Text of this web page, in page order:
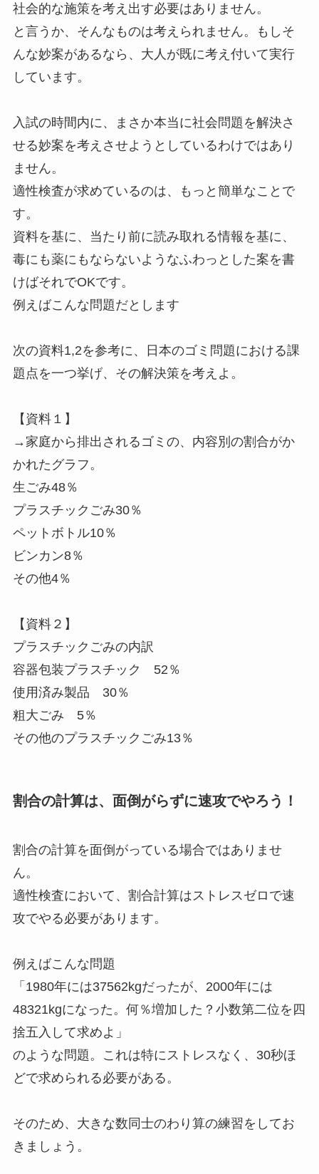
社会的な施策を考え出す必要はありません。
と言うか、そんなものは考えられません。もしそ
んな妙案があるなら、大人が既に考え付いて実行
しています。
入試の時間内に、まさか本当に社会問題を解決さ
せる妙案を考えさせようとしているわけではあり
ません。
適性検査が求めているのは、もっと簡単なことで
す。
資料を基に、当たり前に読み取れる情報を基に、
毒にも薬にもならないようなふわっとした案を書
けばそれでOKです。
例えばこんな問題だとします
次の資料1,2を参考に、日本のゴミ問題における課
題点を一つ挙げ、その解決策を考えよ。
【資料１】
→家庭から排出されるゴミの、内容別の割合がか
かれたグラフ。
生ごみ48％
プラスチックごみ30％
ペットボトル10％
ビンカン8％
その他4％
【資料２】
プラスチックごみの内訳
容器包装プラスチック 52％
使用済み製品 30％
粗大ごみ 5％
その他のプラスチックごみ13％
割合の計算は、面倒がらずに速攻でやろう！
割合の計算を面倒がっている場合ではありませ
ん。
適性検査において、割合計算はストレスゼロで速
攻でやる必要があります。
例えばこんな問題
「1980年には37562kgだったが、2000年には
48321kgになった。何％増加した？小数第二位を四
捨五入して求めよ」
のような問題。これは特にストレスなく、30秒ほ
どで求められる必要がある。
そのため、大きな数同士のわり算の練習をしてお
きましょう。